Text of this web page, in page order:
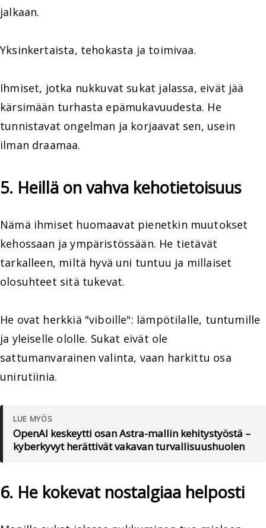
jalkaan.
Yksinkertaista, tehokasta ja toimivaa.
Ihmiset, jotka nukkuvat sukat jalassa, eivät jää
kärsimään turhasta epämukavuudesta. He
tunnistavat ongelman ja korjaavat sen, usein
ilman draamaa.
5. Heillä on vahva kehotietoisuus
Nämä ihmiset huomaavat pienetkin muutokset
kehossaan ja ympäristössään. He tietävät
tarkalleen, miltä hyvä uni tuntuu ja millaiset
olosuhteet sitä tukevat.
He ovat herkkiä "viboille": lämpötilalle, tuntumille
ja yleiselle ololle. Sukat eivät ole
sattumanvarainen valinta, vaan harkittu osa
unirutiinia.
LUE MYÖS
OpenAI keskeytti osan Astra-mallin kehitystyöstä –
kyberkyvyt herättivät vakavan turvallisuushuolen
6. He kokevat nostalgiaa helposti